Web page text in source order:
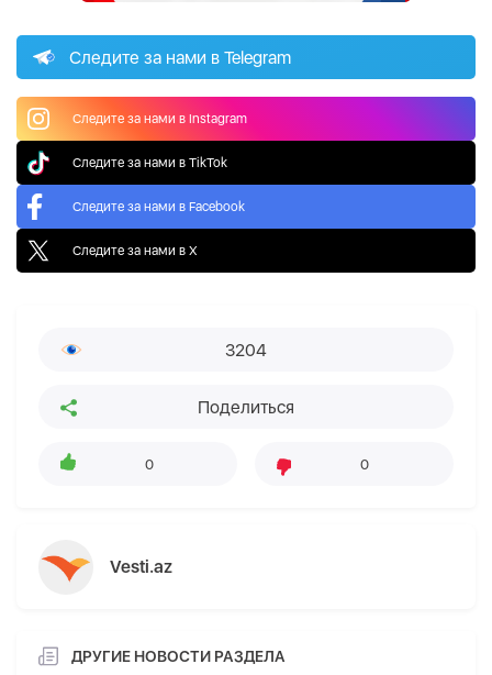
Следите за нами в Telegram
Следите за нами в Instagram
Следите за нами в TikTok
Следите за нами в Facebook
Следите за нами в X
3204
Поделиться
0 0
Vesti.az
ДРУГИЕ НОВОСТИ РАЗДЕЛА